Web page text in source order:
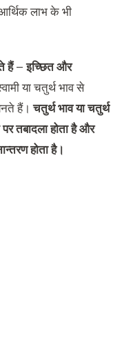
लाभ के भी
हैं – इच्छित और
या चतुर्थ भाव से
हैं।चतुर्थ भाव या चतुर्थ
तबादला होता है और
होता है।